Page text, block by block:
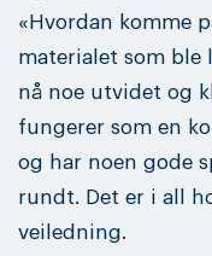
«Hvordan komme
materialet som ble
nå noe utvidet og
fungerer som en
og har noen gode
rundt. Det er i all
veiledning.